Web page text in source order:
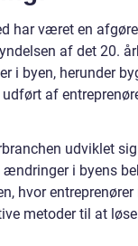
har været en
af det 20.
i byen, herunder
af
udviklet
i byens
hvor entreprenører
metoder til at